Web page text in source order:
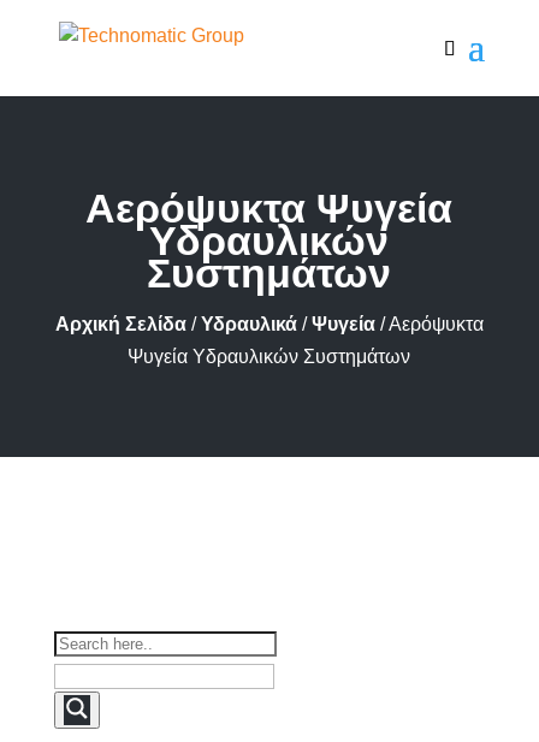
Αερόψυκτα Ψυγεία
Υδραυλικών
Συστημάτων
Αρχική Σελίδα/Υδραυλικά/Ψυγεία/ Αερόψυκτα
Ψυγεία Υδραυλικών Συστημάτων